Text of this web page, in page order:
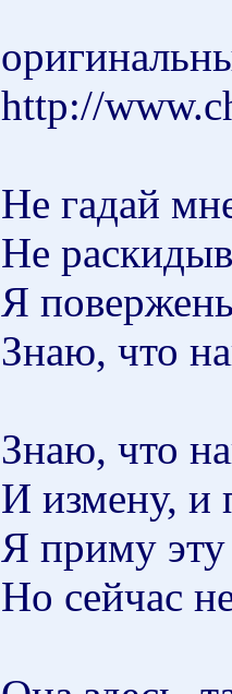
http://
Не гадай
Не
Я
Знаю, что
Знаю, что
И измену, и
Я приму
Но сейчас